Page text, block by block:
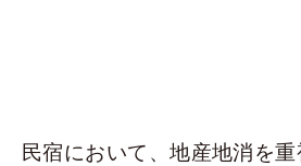
民宿において、地産地消を